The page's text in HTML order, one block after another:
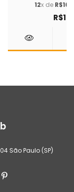
12x de
São Paulo (SP)